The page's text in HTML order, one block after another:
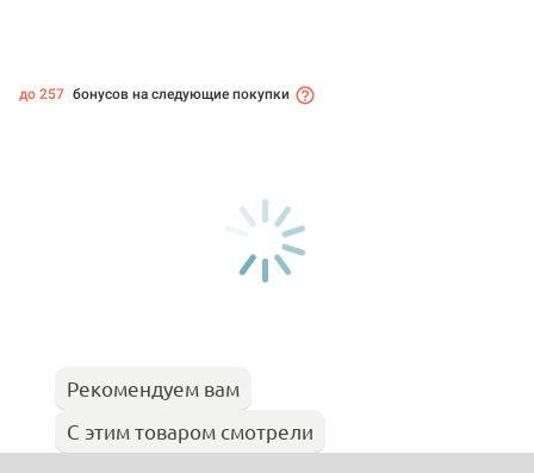
до 257 бонусов на следующие покупки
Рекомендуем вам
С этим товаром смотрели